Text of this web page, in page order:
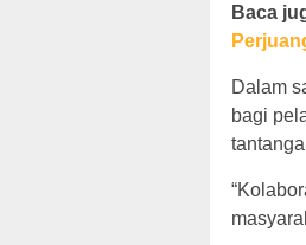
Baca
Dalam
bagi